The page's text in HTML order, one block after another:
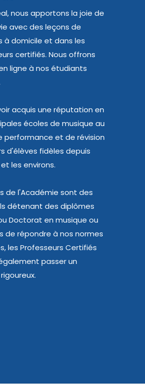
nous apportons la joie de
avec des leçons de
à domicile et dans les
certifiés. Nous offrons
ligne à nos étudiants
acquis une réputation en
écoles de musique au
performance et de révision
d'élèves fidèles depuis
les environs.
de l'Académie sont des
détenant des diplômes
Doctorat en musique ou
de répondre à nos normes
les Professeurs Certifiés
passer un